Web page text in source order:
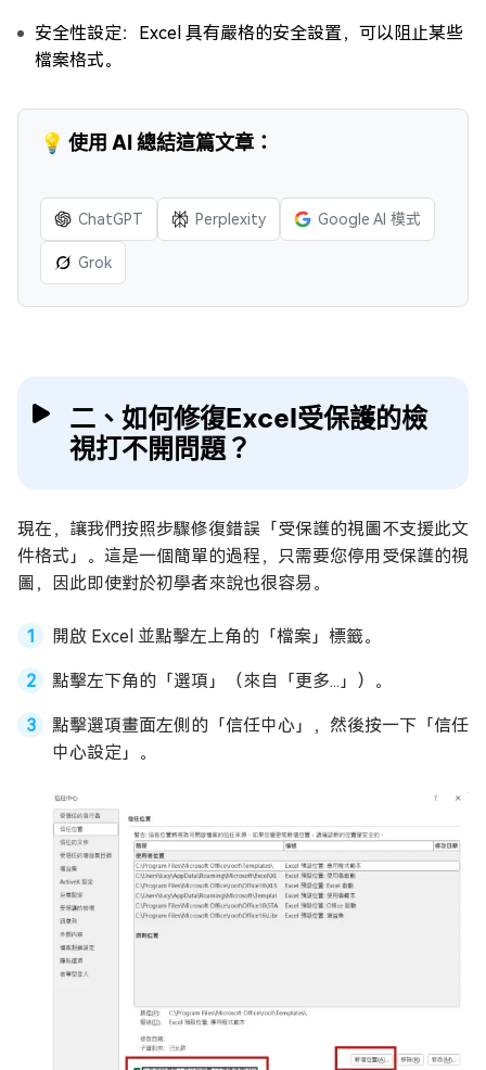
安全性設定：Excel 具有嚴格的安全設置，可以阻止某些
檔案格式。
💡 使用 AI 總結這篇文章：
ChatGPT Perplexity Google AI 模式
Grok
二、如何修復Excel受保護的檢
視打不開問題？
現在，讓我們按照步驟修復錯誤「受保護的視圖不支援此文
件格式」。這是一個簡單的過程，只需要您停用受保護的視
圖，因此即使對於初學者來說也很容易。
開啟 Excel 並點擊左上角的「檔案」標籤。
點擊左下角的「選項」（來自「更多...」）。
點擊選項畫面左側的「信任中心」，然後按一下「信任
中心設定」。